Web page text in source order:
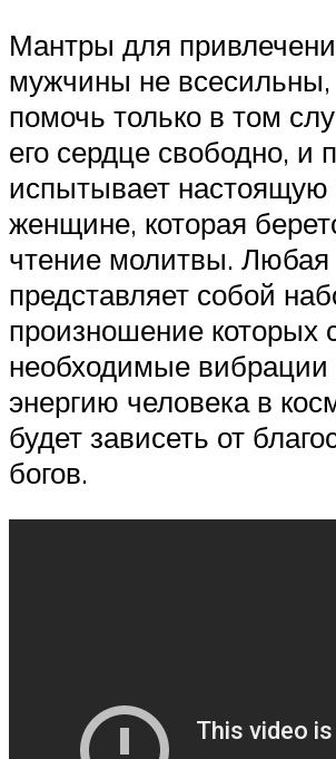
Мантры для
мужчины не всесильны,
помочь только в том
его сердце свободно, и
испытывает
женщине, которая
чтение молитвы. Любая
представляет собой
произношение которых
необходимые вибрации
энергию человека в
будет зависеть от
богов.